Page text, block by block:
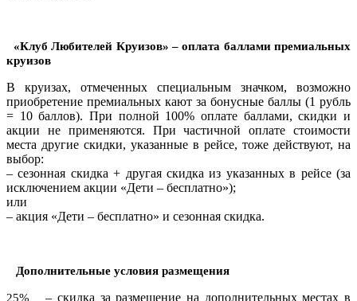
«Клуб Любителей Круизов» – оплата баллами премиальных
круизов
В круизах, отмеченных специальным значком, возможно
приобретение премиальных кают за бонусные баллы (1 рубль
= 10 баллов). При полной 100% оплате баллами, скидки и
акции не применяются. При частичной оплате стоимости
места другие скидки, указанные в рейсе, тоже действуют, на
выбор:
– сезонная скидка + другая скидка из указанных в рейсе (за
исключением акции «Дети – бесплатно»);
или
– акция «Дети – бесплатно» и сезонная скидка.
Дополнительные условия размещения
25% – скидка за размещение на дополнительных местах в